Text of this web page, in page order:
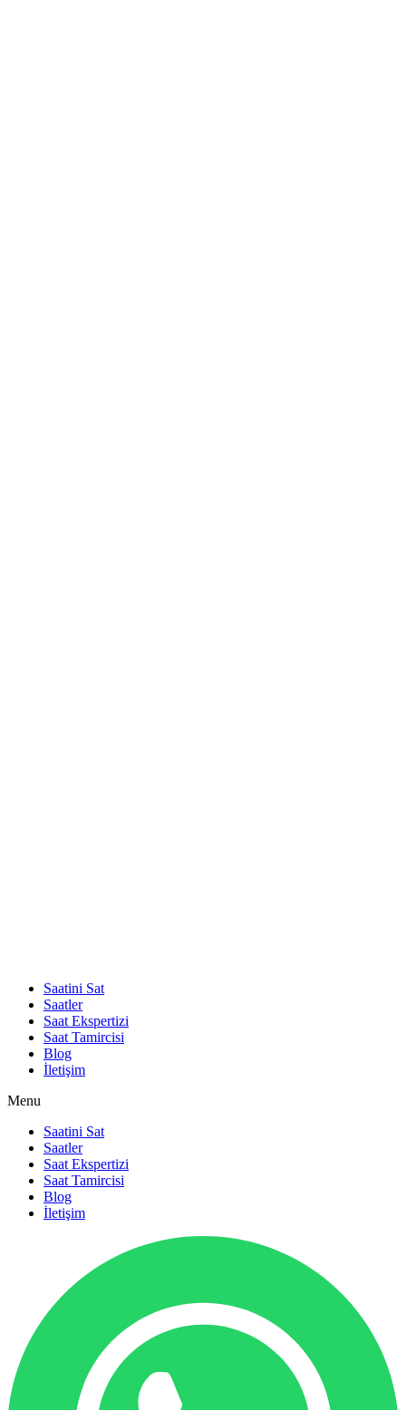
Saatini Sat
Saatler
Saat Ekspertizi
Saat Tamircisi
Blog
İletişim
Menu
Saatini Sat
Saatler
Saat Ekspertizi
Saat Tamircisi
Blog
İletişim